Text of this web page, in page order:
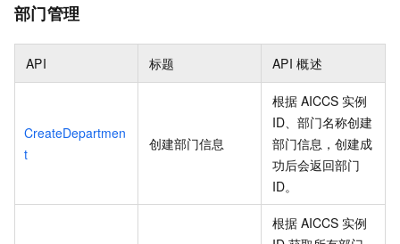
部门管理
API 标题 API 概述
CreateDepartmen
t
创建部门信息
根据 AICCS 实例
ID、部门名称创建
部门信息，创建成
功后会返回部门
ID。
根据 AICCS 实例